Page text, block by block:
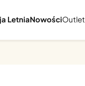
LetniaNowościOutlet